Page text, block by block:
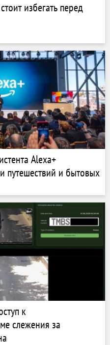
избегать перед
Alexa+
путешествий и бытовых
к
слежения за